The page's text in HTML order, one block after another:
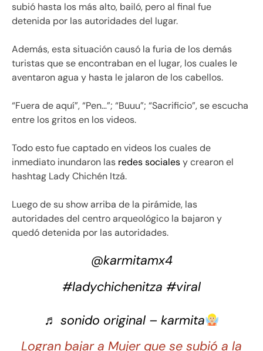
subió hasta los más alto, bailó, pero al final fue
detenida por las autoridades del lugar.
Además, esta situación causó la furia de los demás
turistas que se encontraban en el lugar, los cuales le
aventaron agua y hasta le jalaron de los cabellos.
“Fuera de aquí”, “Pen…”; “Buuu”; “Sacrificio”, se escucha
entre los gritos en los videos.
Todo esto fue captado en videos los cuales de
inmediato inundaron las redes socialesy crearon el
hashtag Lady Chichén Itzá.
Luego de su show arriba de la pirámide, las
autoridades del centro arqueológico la bajaron y
quedó detenida por las autoridades.
@karmitamx4
#ladychichenitza #viral
♬ sonido original – karmita
Logran bajar a Mujer que se subió a la